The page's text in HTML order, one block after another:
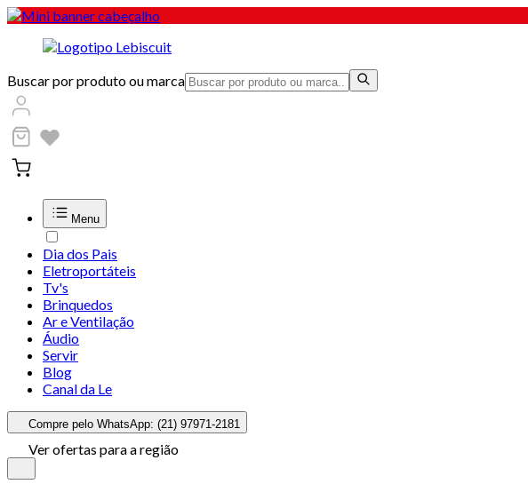
Buscar por produto ou marca
Menu
Dia dos Pais
Eletroportáteis
Tv's
Brinquedos
Ar e Ventilação
Áudio
Servir
Blog
Canal da Le
Compre pelo WhatsApp: (21) 97971-2181
Ver ofertas para a região